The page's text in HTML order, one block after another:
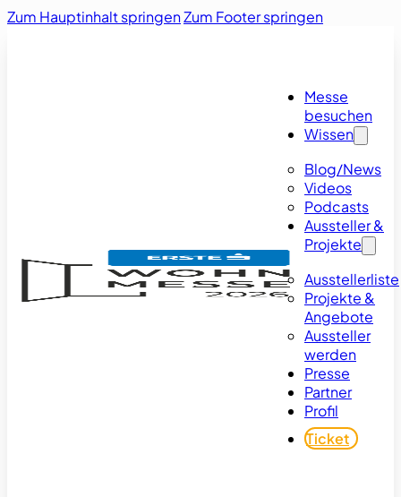
Zum Hauptinhalt springenZum Footer springen
Messe
besuchen
Wissen
Blog/News
Videos
Podcasts
Aussteller &
Projekte
Ausstellerliste
Projekte &
Angebote
Aussteller
werden
Presse
Partner
Profil
Ticket